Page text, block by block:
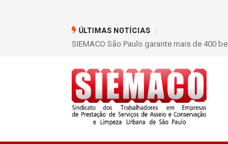
ÚLTIMAS NOTÍCIAS
SIEMACO São Paulo garante mais de 400